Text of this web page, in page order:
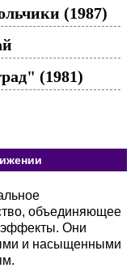
(1987)
(1981)
объединяющее
эффекты. Они
и насыщенными